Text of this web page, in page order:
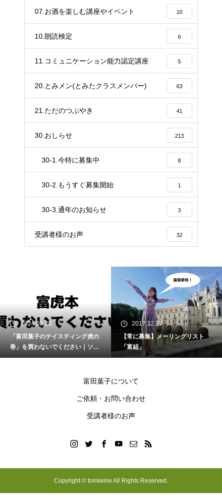
07.お酒を楽しむ講座やイベント 10
10.朗読検定 6
11.コミュニケーション能力認定講座 5
20.とみメン(とみたクラスメンバー) 63
21.ただのつぶやき 41
30.おしらせ 213
30-1.今特に募集中 8
30-2.もうすぐ募集開始 1
30-3.通年のお知らせ 3
受講者様のお声 32
2024.08.28
「富田葉子のテイスティング虎の
巻」を買わないでください｜ソム
リエ・ワインエキスパート試験
2017.12.27
【常に募集】メーリングリスト
「富組」
富田葉子について
ご依頼・お問い合わせ
受講者様のお声
Copyright © tomiwine All Rights Reserved.